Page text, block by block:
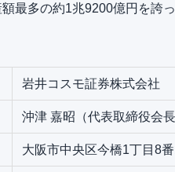
最多の約1兆9200億円を誇
岩井コスモ証券株式会社
沖津 嘉昭（代表取締役会長
大阪市中央区今橋1丁目8